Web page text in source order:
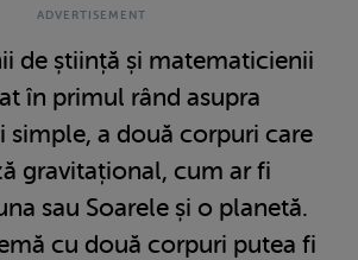
de știință și matematicienii
în primul rând asupra
simple, a două corpuri care
gravitațional, cum ar fi
sau Soarele și o planetă.
cu două corpuri putea fi